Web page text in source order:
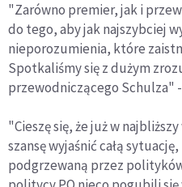
"Zarówno premier, jak i
do tego, aby jak najszybciej
nieporozumienia, które
Spotkaliśmy się z dużym
przewodniczącego Schulza"
"Cieszę się, że już w
szansę wyjaśnić całą
podgrzewaną przez